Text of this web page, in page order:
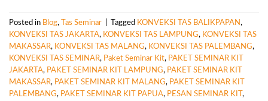
Posted in Blog, Tas Seminar Tagged KONVEKSI TAS BALIKPAPAN,
KONVEKSI TAS JAKARTA, KONVEKSI TAS LAMPUNG, KONVEKSI TAS
MAKASSAR, KONVEKSI TAS MALANG, KONVEKSI TAS PALEMBANG,
KONVEKSI TAS SEMINAR, Paket Seminar Kit, PAKET SEMINAR KIT
JAKARTA, PAKET SEMINAR KIT LAMPUNG, PAKET SEMINAR KIT
MAKASSAR, PAKET SEMINAR KIT MALANG, PAKET SEMINAR KIT
PALEMBANG, PAKET SEMINAR KIT PAPUA, PESAN SEMINAR KIT ,